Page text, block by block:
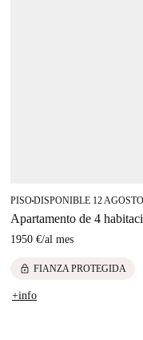
PISO■DISPONIBLE 12 AGOSTO
Apartamento de 4
1950 €/al mes
lock FIANZA PROTEGIDA
+info